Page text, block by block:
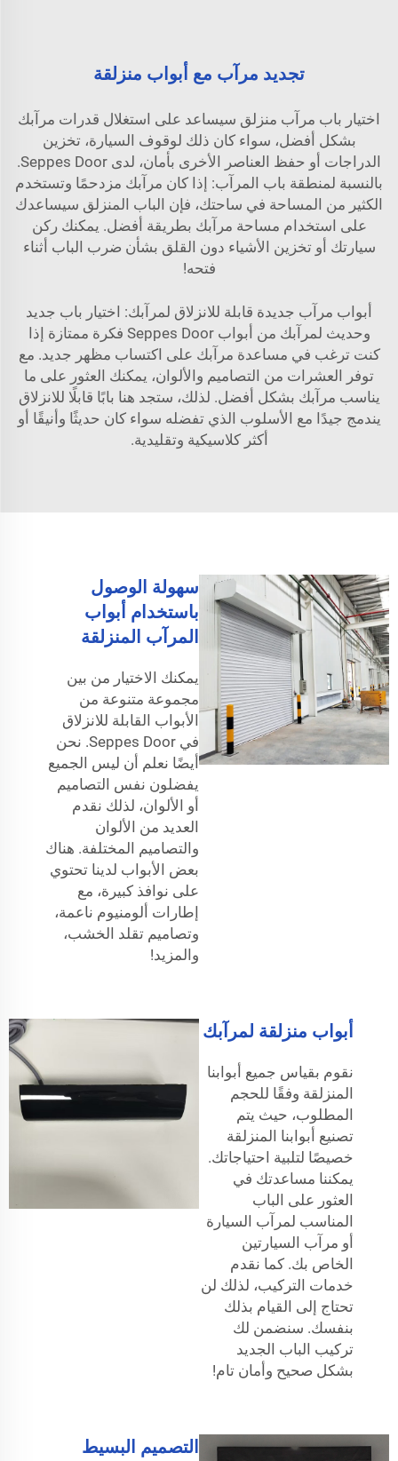
تجديد مرآب مع أبواب منزلقة
اختيار باب مرآب منزلق سيساعد على استغلال قدرات مرآبك
بشكل أفضل، سواء كان ذلك لوقوف السيارة، تخزين
الدراجات أو حفظ العناصر الأخرى بأمان، لدى Seppes Door.
بالنسبة لمنطقة باب المرآب: إذا كان مرآبك مزدحمًا وتستخدم
الكثير من المساحة في ساحتك، فإن الباب المنزلق سيساعدك
على استخدام مساحة مرآبك بطريقة أفضل. يمكنك ركن
سيارتك أو تخزين الأشياء دون القلق بشأن ضرب الباب أثناء
فتحه!
أبواب مرآب جديدة قابلة للانزلاق لمرآبك: اختيار باب جديد
وحديث لمرآبك من أبواب Seppes Door فكرة ممتازة إذا
كنت ترغب في مساعدة مرآبك على اكتساب مظهر جديد. مع
توفر العشرات من التصاميم والألوان، يمكنك العثور على ما
يناسب مرآبك بشكل أفضل. لذلك، ستجد هنا بابًا قابلًا للانزلاق
يندمج جيدًا مع الأسلوب الذي تفضله سواء كان حديثًا وأنيقًا أو
أكثر كلاسيكية وتقليدية.
سهولة الوصول
باستخدام أبواب
المرآب المنزلقة
يمكنك الاختيار من بين
مجموعة متنوعة من
الأبواب القابلة للانزلاق
في Seppes Door. نحن
أيضًا نعلم أن ليس الجميع
يفضلون نفس التصاميم
أو الألوان، لذلك نقدم
العديد من الألوان
والتصاميم المختلفة. هناك
بعض الأبواب لدينا تحتوي
على نوافذ كبيرة، مع
إطارات ألومنيوم ناعمة،
وتصاميم تقلد الخشب،
والمزيد!
أبواب منزلقة لمرآبك
نقوم بقياس جميع أبوابنا
المنزلقة وفقًا للحجم
المطلوب، حيث يتم
تصنيع أبوابنا المنزلقة
خصيصًا لتلبية احتياجاتك.
يمكننا مساعدتك في
العثور على الباب
المناسب لمرآب السيارة
أو مرآب السيارتين
الخاص بك. كما نقدم
خدمات التركيب، لذلك لن
تحتاج إلى القيام بذلك
بنفسك. سنضمن لك
تركيب الباب الجديد
بشكل صحيح وأمان تام!
التصميم البسيط